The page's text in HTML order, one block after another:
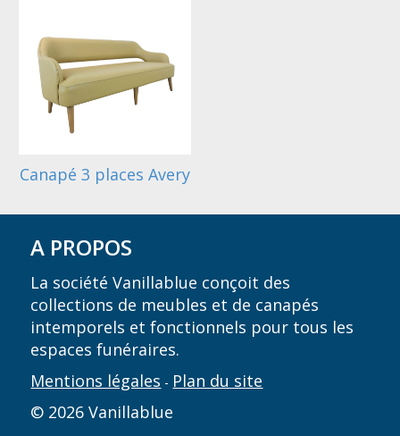
Canapé 3 places Avery
A PROPOS
La société Vanillablue conçoit des
collections de meubles et de canapés
intemporels et fonctionnels pour tous les
espaces funéraires.
Mentions légales - Plan du site
© 2026 Vanillablue